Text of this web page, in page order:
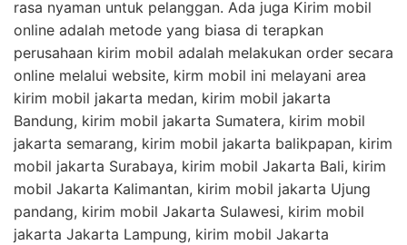
rasa nyaman untuk pelanggan. Ada juga Kirim mobil
online adalah metode yang biasa di terapkan
perusahaan kirim mobil adalah melakukan order secara
online melalui website, kirm mobil ini melayani area
kirim mobil jakarta medan, kirim mobil jakarta
Bandung, kirim mobil jakarta Sumatera, kirim mobil
jakarta semarang, kirim mobil jakarta balikpapan, kirim
mobil jakarta Surabaya, kirim mobil Jakarta Bali, kirim
mobil Jakarta Kalimantan, kirim mobil jakarta Ujung
pandang, kirim mobil Jakarta Sulawesi, kirim mobil
jakarta Jakarta Lampung, kirim mobil Jakarta